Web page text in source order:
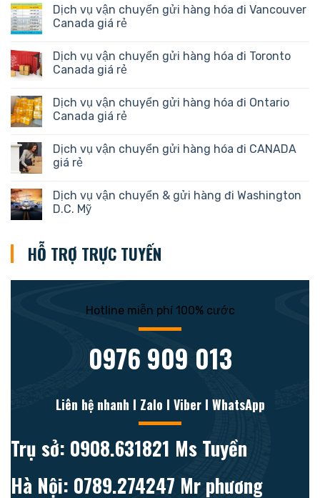
Dịch vụ vận chuyển gửi hàng hóa đi Vancouver
Canada giá rẻ
Dịch vụ vận chuyển gửi hàng hóa đi Toronto
Canada giá rẻ
Dịch vụ vận chuyển gửi hàng hóa đi Ontario
Canada giá rẻ
Dịch vụ vận chuyển gửi hàng hóa đi CANADA
giá rẻ
Dịch vụ vận chuyển & gửi hàng đi Washington
D.C. Mỹ
HỖ TRỢ TRỰC TUYẾN
Hotline miễn phí 100% cước
0976 909 013
Liên hệ nhanh l Zalo l Viber l WhatsApp
Trụ sở: 0908.631821 Ms Tuyền
Hà Nội: 0789.274247 Mr phương